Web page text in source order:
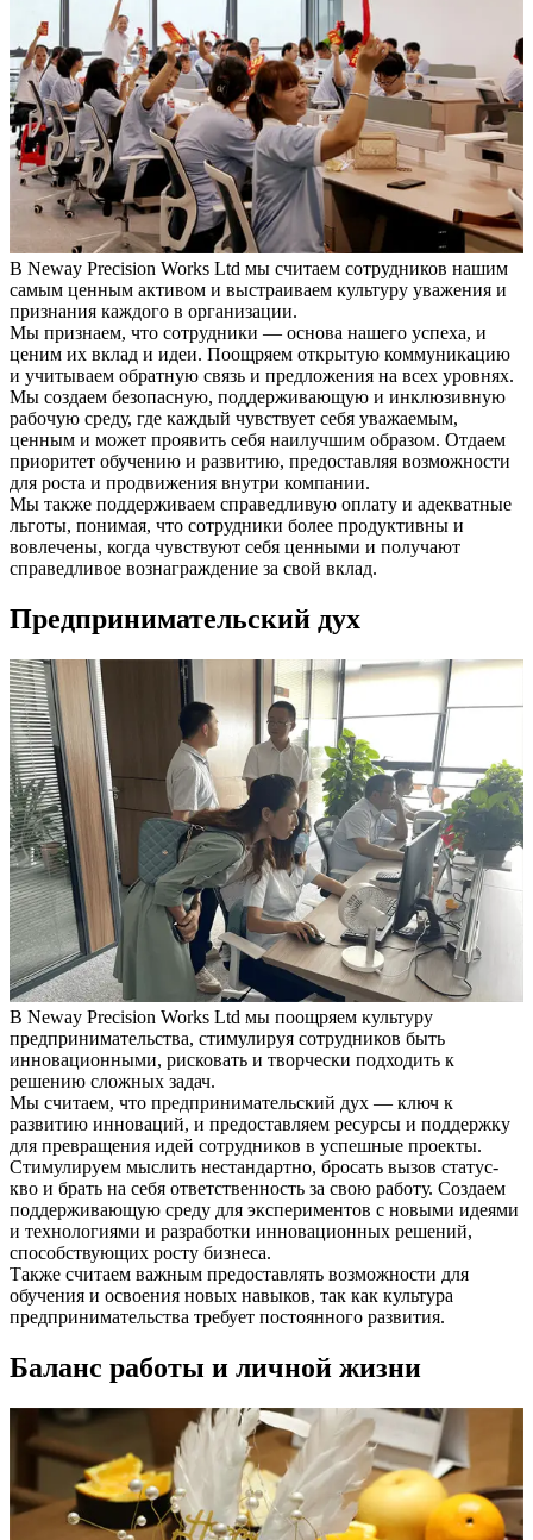
В Neway Precision Works Ltd мы считаем сотрудников нашим
самым ценным активом и выстраиваем культуру уважения и
признания каждого в организации.
Мы признаем, что сотрудники — основа нашего успеха, и
ценим их вклад и идеи. Поощряем открытую коммуникацию
и учитываем обратную связь и предложения на всех уровнях.
Мы создаем безопасную, поддерживающую и инклюзивную
рабочую среду, где каждый чувствует себя уважаемым,
ценным и может проявить себя наилучшим образом. Отдаем
приоритет обучению и развитию, предоставляя возможности
для роста и продвижения внутри компании.
Мы также поддерживаем справедливую оплату и адекватные
льготы, понимая, что сотрудники более продуктивны и
вовлечены, когда чувствуют себя ценными и получают
справедливое вознаграждение за свой вклад.
Предпринимательский дух
В Neway Precision Works Ltd мы поощряем культуру
предпринимательства, стимулируя сотрудников быть
инновационными, рисковать и творчески подходить к
решению сложных задач.
Мы считаем, что предпринимательский дух — ключ к
развитию инноваций, и предоставляем ресурсы и поддержку
для превращения идей сотрудников в успешные проекты.
Стимулируем мыслить нестандартно, бросать вызов статус-
кво и брать на себя ответственность за свою работу. Создаем
поддерживающую среду для экспериментов с новыми идеями
и технологиями и разработки инновационных решений,
способствующих росту бизнеса.
Также считаем важным предоставлять возможности для
обучения и освоения новых навыков, так как культура
предпринимательства требует постоянного развития.
Баланс работы и личной жизни